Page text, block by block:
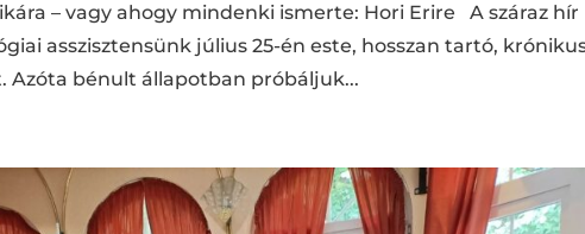
– vagy ahogy mindenki ismerte: Hori Erire A száraz hír
asszisztensünk július 25-én este, hosszan tartó,
Azóta bénult állapotban próbáljuk...